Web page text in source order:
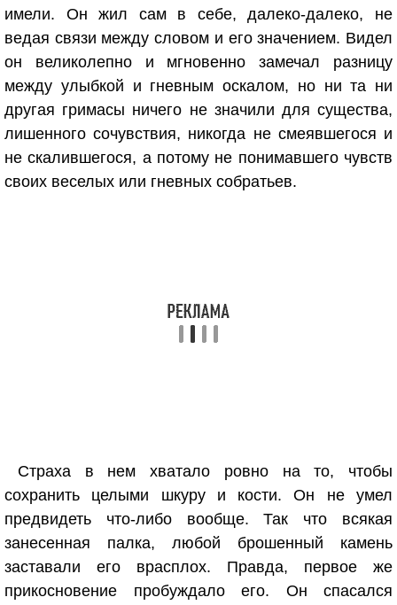
имели. Он жил сам в себе, далеко-далеко, не
ведая связи между словом и его значением. Видел
он великолепно и мгновенно замечал разницу
между улыбкой и гневным оскалом, но ни та ни
другая гримасы ничего не значили для существа,
лишенного сочувствия, никогда не смеявшегося и
не скалившегося, а потому не понимавшего чувств
своих веселых или гневных собратьев.
Страха в нем хватало ровно на то, чтобы
сохранить целыми шкуру и кости. Он не умел
предвидеть что-либо вообще. Так что всякая
занесенная палка, любой брошенный камень
заставали его врасплох. Правда, первое же
прикосновение пробуждало его. Он спасался